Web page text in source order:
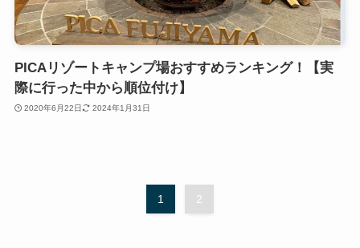
PICAリゾートキャンプ場おすすめランキング！【実
際に行った中から順位付け】
2020年6月22日 2024年1月31日
1 2